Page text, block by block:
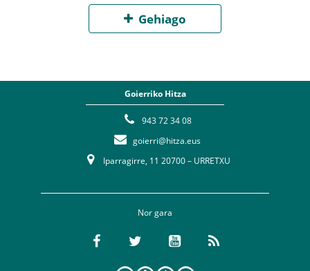
Gehiago
Goierriko Hitza
943 72 34 08
goierri@hitza.eus
Iparragirre, 11 20700 – URRETXU
Nor gara